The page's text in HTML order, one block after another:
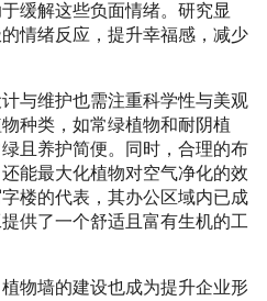
缓解这些负面情绪。研究显
情绪反应，提升幸福感，减少
与维护也需注重科学性与美观
种类，如常绿植物和耐阴植
且养护简便。同时，合理的布
能最大化植物对空气净化的效
楼的代表，其办公区域内已成
供了一个舒适且富有生机的工
物墙的建设也成为提升企业形